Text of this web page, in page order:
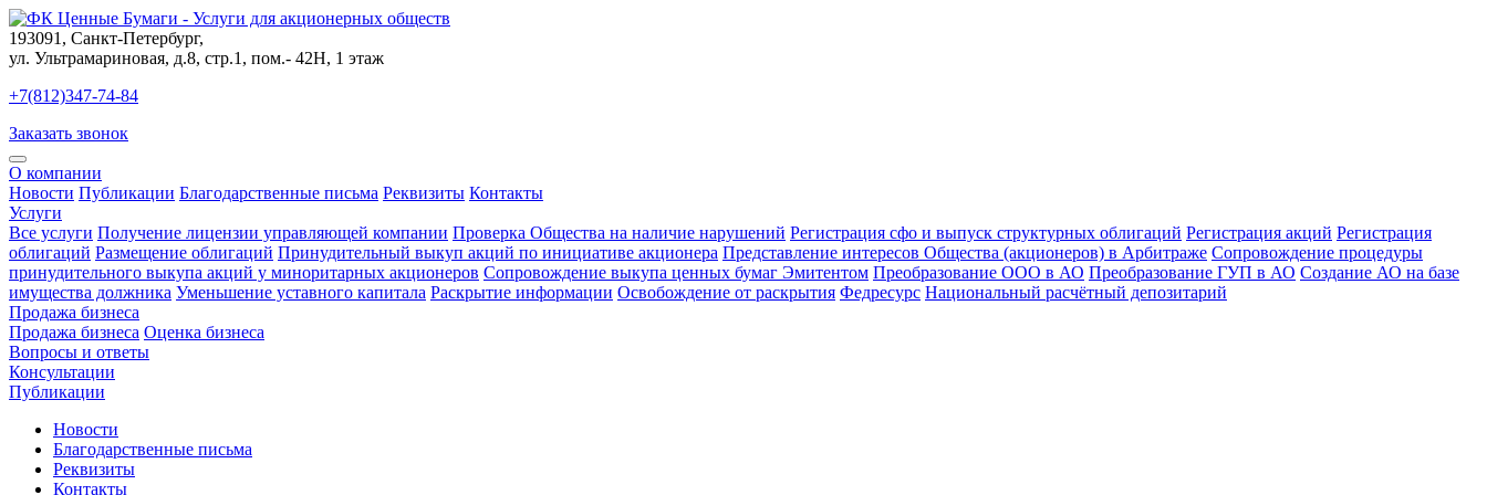
193091 , Санкт-Петербург,
ул. Ультрамариновая, д.8, стр.1, пом.- 42Н, 1 этаж
+7(812)347-74-84
Заказать звонок
О компании
Новости Публикации Благодарственные письма Реквизиты Контакты
Услуги
Все услуги Получение лицензии управляющей компании Проверка Общества на наличие нарушений Регистрация сфо и выпуск структурных облигаций Регистрация акций Регистрация
облигаций Размещение облигаций Принудительный выкуп акций по инициативе акционера Представление интересов Общества (акционеров) в Арбитраже Сопровождение процедуры
принудительного выкупа акций у миноритарных акционеров Сопровождение выкупа ценных бумаг Эмитентом Преобразование ООО в АО Преобразование ГУП в АО Создание АО на базе
имущества должника Уменьшение уставного капитала Раскрытие информации Освобождение от раскрытия Федресурс Национальный расчётный депозитарий
Продажа бизнеса
Продажа бизнеса Оценка бизнеса
Вопросы и ответы
Консультации
Публикации
Новости
Благодарственные письма
Реквизиты
Контакты